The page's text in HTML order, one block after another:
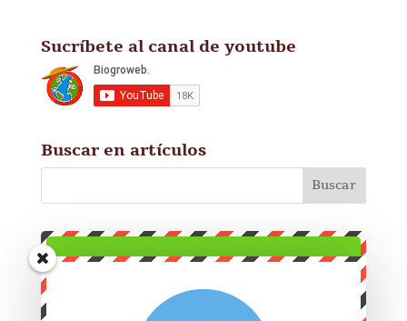
Sucríbete al canal de youtube
Buscar en artículos
los últimos contenidos